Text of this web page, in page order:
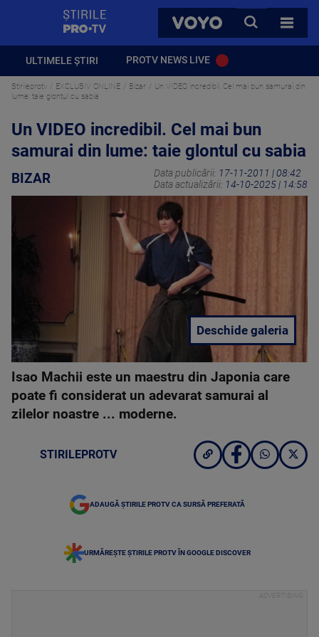
VOYO
CAUTA
TOATE
ULTIMELE ȘTIRI PROTV NEWS LIVE
Stirileprotv EXCLUSIV ONLINE Bizar
Un VIDEO incredibil. Cel mai bun samurai din
lume: taie glontul cu sabia
Un VIDEO incredibil. Cel mai bun
samurai din lume: taie glontul cu sabia
BIZAR Data publicării: 17-11-2011 | 08:42
Data actualizării: 14-10-2025 | 14:58
Deschide galeria
Isao Machii este un maestru din Japonia care
poate fi considerat un adevarat samurai al
zilelor noastre ... moderne.
STIRILEPROTV
ADAUGĂ ȘTIRILE PROTV CA SURSĂ PREFERATĂ
URMĂREȘTE ȘTIRILE PROTV ÎN GOOGLE DISCOVER